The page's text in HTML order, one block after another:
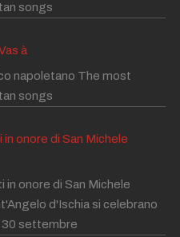
songs
à
napoletano The most
songs
onore di San Michele
onore di San Michele
d'Ischia si celebrano
30 settembre